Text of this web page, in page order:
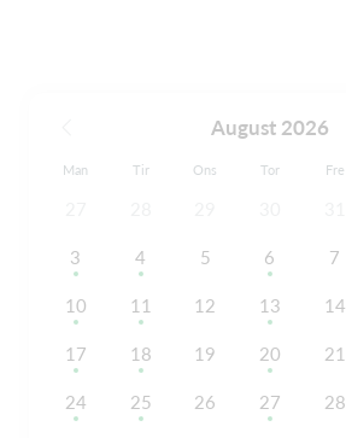
August 2026
Man Tir Ons Tor Fre
3 4 5 6 7
10 11 12 13 14
17 18 19 20 21
24 25 26 27 28